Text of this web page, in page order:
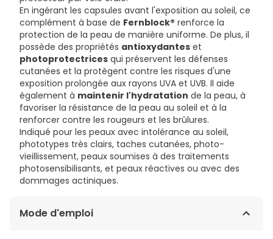
En ingérant les capsules avant l'exposition au soleil, ce
complément à base de Fernblock® renforce la
protection de la peau de manière uniforme. De plus, il
possède des propriétés antioxydantes et
photoprotectrices qui préservent les défenses
cutanées et la protègent contre les risques d'une
exposition prolongée aux rayons UVA et UVB. Il aide
également à maintenir l'hydratation de la peau, à
favoriser la résistance de la peau au soleil et à la
renforcer contre les rougeurs et les brûlures.
Indiqué pour les peaux avec intolérance au soleil,
phototypes très clairs, taches cutanées, photo-
vieillissement, peaux soumises à des traitements
photosensibilisants, et peaux réactives ou avec des
dommages actiniques.
Mode d'emploi